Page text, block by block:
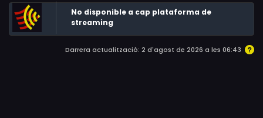
inexorablement...No disponible a cap plataforma de
streaming
Darrera actualització: 2 d'agost de 2026 a les 06:43